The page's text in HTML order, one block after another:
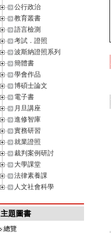
公行政治
教育叢書
語言檢測
考試．證照
波斯納證照系列
簡體書
學會作品
博碩士論文
電子書
月旦講座
進修智庫
實務研習
就業證照
裁判案例研討
大學課堂
法律素養課
人文社會科學
主題圖書
總覽